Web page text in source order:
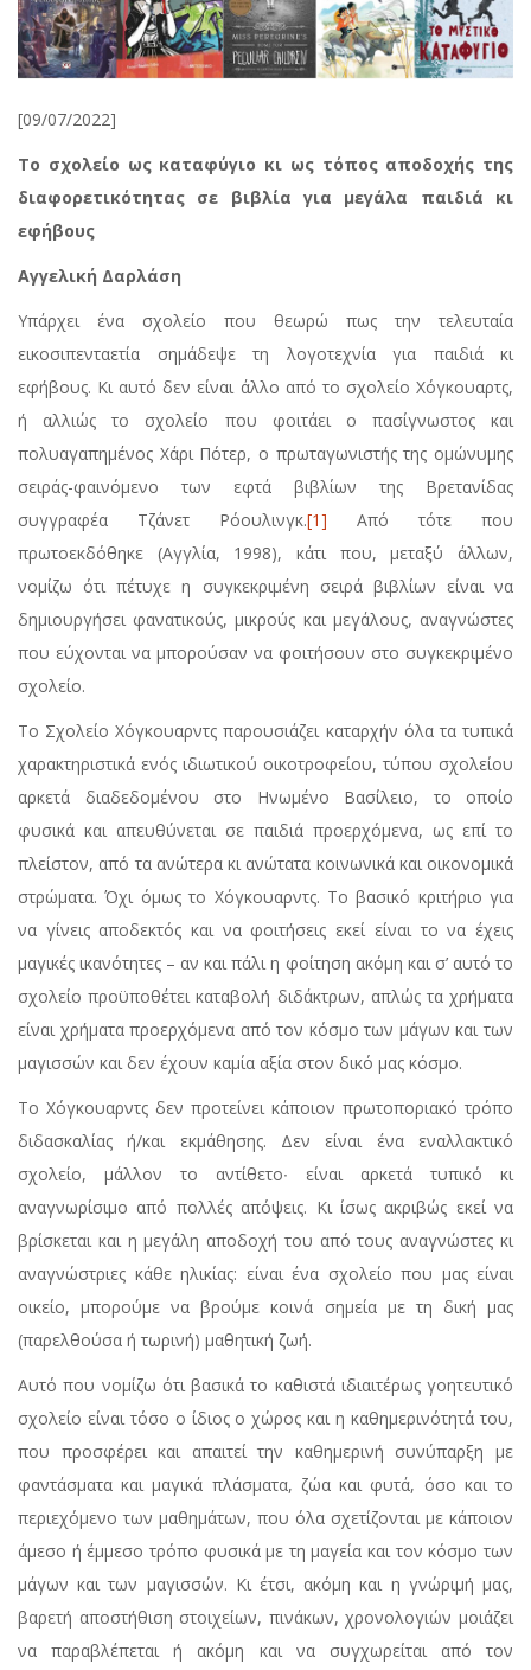
[09/07/2022]
Το σχολείο ως καταφύγιο κι ως τόπος αποδοχής της
διαφορετικότητας σε βιβλία για μεγάλα παιδιά κι
εφήβους
Αγγελική Δαρλάση
Υπάρχει ένα σχολείο που θεωρώ πως την τελευταία
εικοσιπενταετία σημάδεψε τη λογοτεχνία για παιδιά κι
εφήβους. Κι αυτό δεν είναι άλλο από το σχολείο Χόγκουαρτς,
ή αλλιώς το σχολείο που φοιτάει ο πασίγνωστος και
πολυαγαπημένος Χάρι Πότερ, ο πρωταγωνιστής της ομώνυμης
σειράς-φαινόμενο των εφτά βιβλίων της Βρετανίδας
συγγραφέα Τζάνετ Ρόουλινγκ.[1] Από τότε που
πρωτοεκδόθηκε (Αγγλία, 1998), κάτι που, μεταξύ άλλων,
νομίζω ότι πέτυχε η συγκεκριμένη σειρά βιβλίων είναι να
δημιουργήσει φανατικούς, μικρούς και μεγάλους, αναγνώστες
που εύχονται να μπορούσαν να φοιτήσουν στο συγκεκριμένο
σχολείο.
Το Σχολείο Χόγκουαρντς παρουσιάζει καταρχήν όλα τα τυπικά
χαρακτηριστικά ενός ιδιωτικού οικοτροφείου, τύπου σχολείου
αρκετά διαδεδομένου στο Ηνωμένο Βασίλειο, το οποίο
φυσικά και απευθύνεται σε παιδιά προερχόμενα, ως επί το
πλείστον, από τα ανώτερα κι ανώτατα κοινωνικά και οικονομικά
στρώματα. Όχι όμως το Χόγκουαρντς. Το βασικό κριτήριο για
να γίνεις αποδεκτός και να φοιτήσεις εκεί είναι το να έχεις
μαγικές ικανότητες – αν και πάλι η φοίτηση ακόμη και σ’ αυτό το
σχολείο προϋποθέτει καταβολή διδάκτρων, απλώς τα χρήματα
είναι χρήματα προερχόμενα από τον κόσμο των μάγων και των
μαγισσών και δεν έχουν καμία αξία στον δικό μας κόσμο.
Το Χόγκουαρντς δεν προτείνει κάποιον πρωτοποριακό τρόπο
διδασκαλίας ή/και εκμάθησης. Δεν είναι ένα εναλλακτικό
σχολείο, μάλλον το αντίθετο∙ είναι αρκετά τυπικό κι
αναγνωρίσιμο από πολλές απόψεις. Κι ίσως ακριβώς εκεί να
βρίσκεται και η μεγάλη αποδοχή του από τους αναγνώστες κι
αναγνώστριες κάθε ηλικίας: είναι ένα σχολείο που μας είναι
οικείο, μπορούμε να βρούμε κοινά σημεία με τη δική μας
(παρελθούσα ή τωρινή) μαθητική ζωή.
Αυτό που νομίζω ότι βασικά το καθιστά ιδιαιτέρως γοητευτικό
σχολείο είναι τόσο ο ίδιος ο χώρος και η καθημερινότητά του,
που προσφέρει και απαιτεί την καθημερινή συνύπαρξη με
φαντάσματα και μαγικά πλάσματα, ζώα και φυτά, όσο και το
περιεχόμενο των μαθημάτων, που όλα σχετίζονται με κάποιον
άμεσο ή έμμεσο τρόπο φυσικά με τη μαγεία και τον κόσμο των
μάγων και των μαγισσών. Κι έτσι, ακόμη και η γνώριμή μας,
βαρετή αποστήθιση στοιχείων, πινάκων, χρονολογιών μοιάζει
να παραβλέπεται ή ακόμη και να συγχωρείται από τον